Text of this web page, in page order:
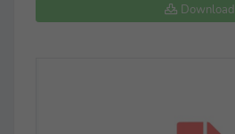
Download